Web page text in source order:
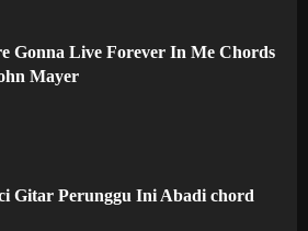
Gonna Live Forever In Me Chords
Mayer
Gitar Perunggu Ini Abadi chord